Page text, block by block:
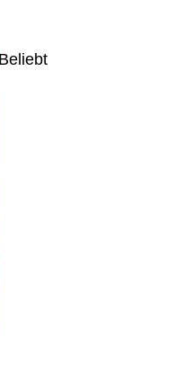
Beliebt